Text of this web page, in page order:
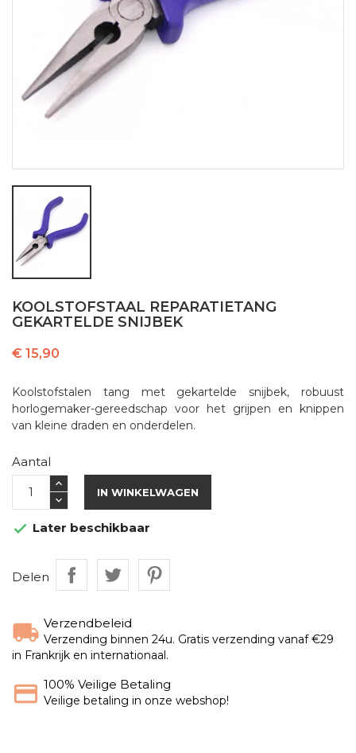
KOOLSTOFSTAAL REPARATIETANG
GEKARTELDE SNIJBEK
€ 15,90
Koolstofstalen tang met gekartelde snijbek, robuust
horlogemaker-gereedschap voor het grijpen en knippen
van kleine draden en onderdelen.
Aantal
IN WINKELWAGEN
 Later beschikbaar
Delen
Verzendbeleid
Verzending binnen 24u. Gratis verzending vanaf €29
in Frankrijk en internationaal.
100% Veilige Betaling
Veilige betaling in onze webshop!